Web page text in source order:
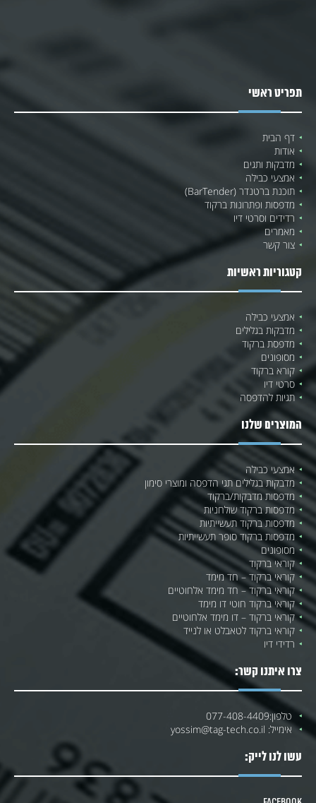
תפריט ראשי
דף הבית
אודות
מדבקות ותגים
אמצעי כבילה
תוכנת ברטנדר (BarTender)
מדפסות ופתרונות ברקוד
רדידים וסרטי דיו
מאמרים
צור קשר
קטגוריות ראשיות
אמצעי כבילה
מדבקות בגלילים
מדפסת ברקוד
מסופונים
קורא ברקוד
סרטי דיו
תגיות להדפסה
המוצרים שלנו
אמצעי כבילה
מדבקות בגלילים תגי הדפסה ומוצרי סימון
מדפסות מדבקות/ברקוד
מדפסות ברקוד שולחניות
מדפסות ברקוד תעשייתיות
מדפסות ברקוד סופר תעשייתיות
מסופונים
קוראי ברקוד
קוראי ברקוד – חד מימד
קוראי ברקוד – חד מימד אלחוטיים
קוראי ברקוד חוטי דו מימד
קוראי ברקוד – דו מימד אלחוטיים
קוראי ברקוד לטאבלט או לנייד
רדידי דיו
צרו איתנו קשר:
טלפון:077-408-4409
אימייל: yossim@tag-tech.co.il
עשו לנו לייק: